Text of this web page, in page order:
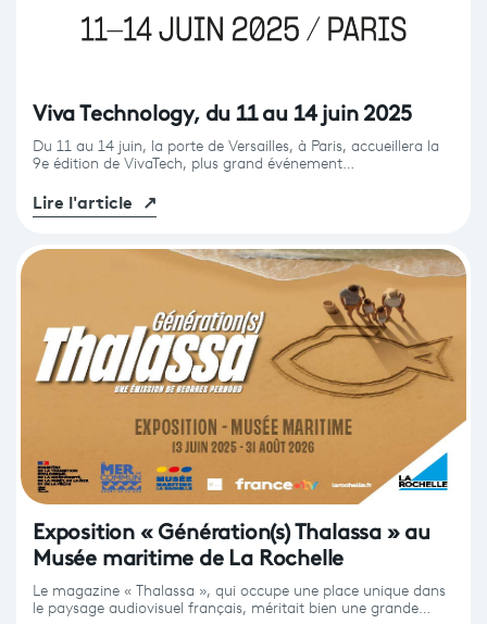
Viva Technology, du 11 au 14 juin 2025
Du 11 au 14 juin, la porte de Versailles, à Paris, accueillera la
9e édition de VivaTech, plus grand événement…
Lire l'article ↗
Exposition « Génération(s) Thalassa » au
Musée maritime de La Rochelle
Le magazine « Thalassa », qui occupe une place unique dans
le paysage audiovisuel français, méritait bien une grande…